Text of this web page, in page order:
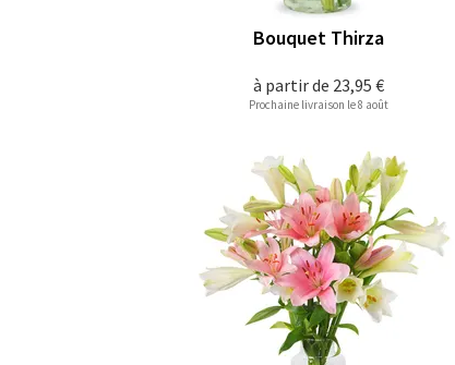
à partir de 23,95 €
Bouquet Thirza
Prochaine livraison le 8 août